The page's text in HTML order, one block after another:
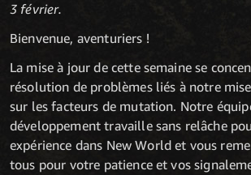
3 février.
Bienvenue, aventuriers !
La mise à jour de cette semaine se
résolution de problèmes liés à notre
sur les facteurs de mutation. Notre
développement travaille sans relâche
expérience dans New World et vous
tous pour votre patience et vos